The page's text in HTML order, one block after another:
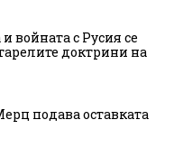
войната с Русия се
доктрини на
подава оставката